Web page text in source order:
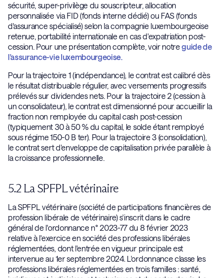
sécurité, super-privilège du souscripteur, allocation
personnalisée via FID (fonds interne dédié) ou FAS (fonds
d'assurance spécialisé) selon la compagnie luxembourgeoise
retenue, portabilité internationale en cas d'expatriation post-
cession. Pour une présentation complète, voir notreguide de
l'assurance-vie luxembourgeoise.
Pour la trajectoire 1 (indépendance), le contrat est calibré dès
le résultat distribuable régulier, avec versements progressifs
prélevés sur dividendes nets. Pour la trajectoire 2 (cession à
un consolidateur), le contrat est dimensionné pour accueillir la
fraction non remployée du capital cash post-cession
(typiquement 30 à 50 % du capital, le solde étant remployé
sous régime 150-0 B ter). Pour la trajectoire 3 (consolidation),
le contrat sert d'enveloppe de capitalisation privée parallèle à
la croissance professionnelle.
5.2 La SPFPL vétérinaire
La SPFPL vétérinaire (société de participations financières de
profession libérale de vétérinaire) s'inscrit dans le cadre
général de l'ordonnance n° 2023-77 du 8 février 2023
relative à l'exercice en société des professions libérales
réglementées, dont l'entrée en vigueur principale est
intervenue au 1er septembre 2024. L'ordonnance classe les
professions libérales réglementées en trois familles : santé,